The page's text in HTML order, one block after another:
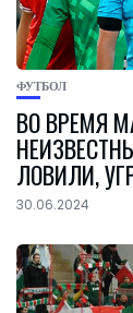
ФУТБОЛ
ВО ВРЕМЯ
ЛОВИЛИ,
30.06.2024